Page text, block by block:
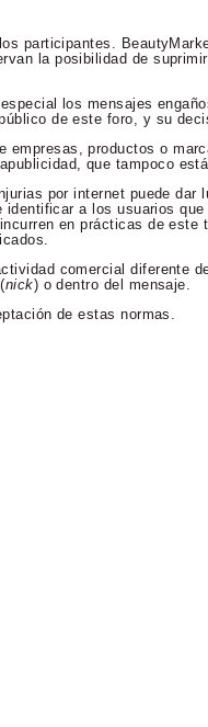
participantes.
la posibilidad de
los mensajes
de este foro, y su
empresas, productos o
que tampoco
por internet puede
a los usuarios
en prácticas de
comercial diferente
nick) o dentro del mensaje.
de estas normas.